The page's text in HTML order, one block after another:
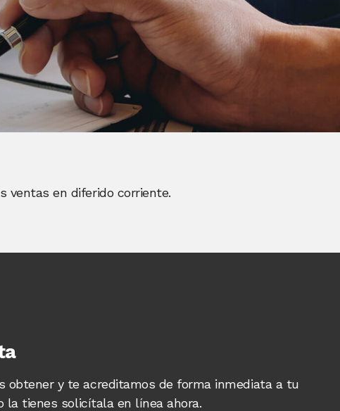
ventas en diferido corriente.
obtener y te acreditamos de forma inmediata a tu
la tienes solicítala en línea ahora.